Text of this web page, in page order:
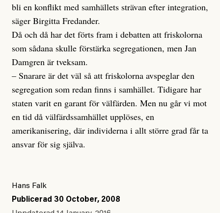
bli en konflikt med samhällets strävan efter integration,
säger Birgitta Fredander.
Då och då har det förts fram i debatten att friskolorna
som sådana skulle förstärka segregationen, men Jan
Damgren är tveksam.
– Snarare är det väl så att friskolorna avspeglar den
segregation som redan finns i samhället. Tidigare har
staten varit en garant för välfärden. Men nu går vi mot
en tid då välfärdssamhället upplöses, en
amerikanisering, där individerna i allt större grad får ta
ansvar för sig själva.
Hans Falk
Publicerad 30 October, 2008